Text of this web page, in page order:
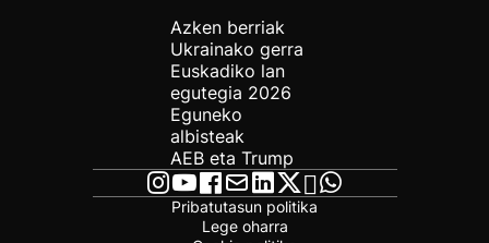
Azken berriak
Ukrainako gerra
Euskadiko lan
egutegia 2026
Eguneko
albisteak
AEB eta Trump
Pribatutasun politika
Lege oharra